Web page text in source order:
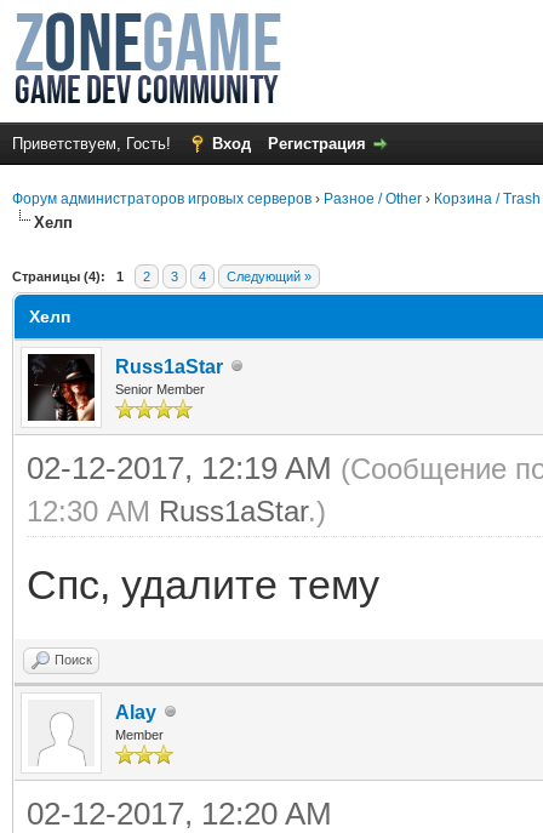
Приветствуем, Гость! Вход Регистрация
Форум администраторов игровых серверов › Разное / Other › Корзина / Trash
Хелп
Страницы (4): 1 2 3 4 Следующий »
Хелп
Russ1aStar
Senior Member
02-12-2017, 12:19 AM (Сообщение
12:30 AM Russ1aStar.)
Спс, удалите тему
Поиск
Alay
Member
02-12-2017, 12:20 AM